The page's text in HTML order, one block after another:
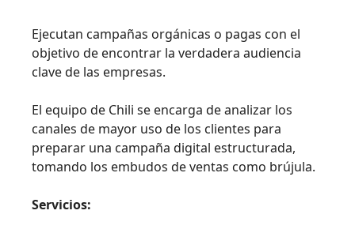
Ejecutan campañas orgánicas o pagas con el
objetivo de encontrar la verdadera audiencia
clave de las empresas.
El equipo de Chili se encarga de analizar los
canales de mayor uso de los clientes para
preparar una campaña digital estructurada,
tomando los embudos de ventas como brújula.
Servicios: